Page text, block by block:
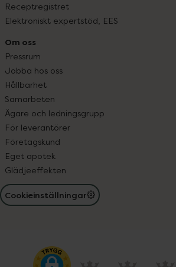
Receptregistret
Elektroniskt expertstöd, EES
Om oss
Pressrum
Jobba hos oss
Hållbarhet
Samarbeten
Ägare och ledningsgrupp
För leverantörer
Företagskund
Eget apotek
Glädjeeffekten
Cookieinställningar